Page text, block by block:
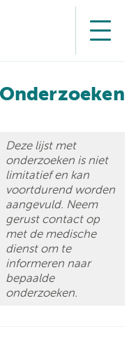
Onderzoeken
Deze lijst met
onderzoeken is niet
limitatief en kan
voortdurend worden
aangevuld. Neem
gerust contact op
met de medische
dienst om te
informeren naar
bepaalde
onderzoeken.